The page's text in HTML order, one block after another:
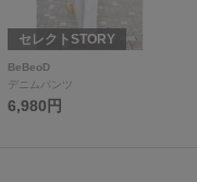
セレクトSTORY
BeBeoD
デニムパンツ
6,980円